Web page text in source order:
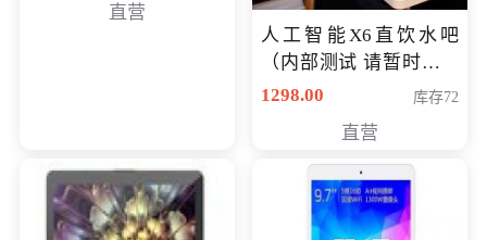
直营
人工智能X6直饮水吧
（内部测试 请暂时不要
购买）
1298.00 库存72
直营